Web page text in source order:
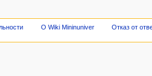
О Wiki Mininuniver Отказ от